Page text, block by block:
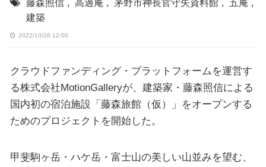
藤森照信 , 高過庵 , 茅野市神長官守矢資料館 , 五庵 ,
建築
2022/10/26 12:00
クラウドファンディング・プラットフォームを運営す
る株式会社MotionGalleryが、建築家・藤森照信による
国内初の宿泊施設「藤森旅館（仮）」をオープンする
ためのプロジェクトを開始した。
甲斐駒ヶ岳・ハケ岳・富士山の美しい山並みを望む、